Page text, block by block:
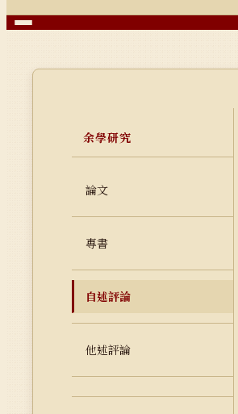
余學研究
論文
專書
自述評論
他述評論